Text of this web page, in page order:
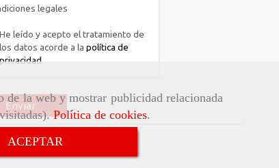
de la web y mostrar publicidad relacionada
Política de cookies.
ACEPTAR
legales
He leído y acepto el tratamiento de
los datos acorde a la política de
privacidad
Enviar